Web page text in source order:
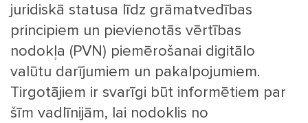
juridiskā statusa līdz grāmatvedības
principiem un pievienotās vērtības
nodokļa (PVN) piemērošanai digitālo
valūtu darījumiem un pakalpojumiem.
Tirgotājiem ir svarīgi būt informētiem par
šīm vadlīnijām, lai nodoklis no